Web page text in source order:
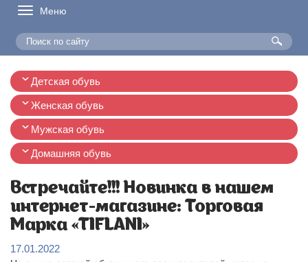
Меню
Детская обувь
Женская обувь
Мужская обувь
Домашняя обувь
Встречайте!!! Новинка в нашем
интернет-магазине: Торговая
Марка «TIFLANI»
17.01.2022